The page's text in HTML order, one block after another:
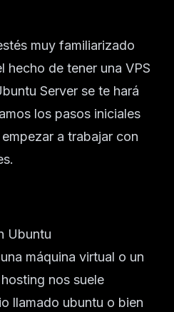
muy familiarizado
hecho de tener una VPS
Server se te hará
los pasos iniciales
a trabajar con
Ubuntu
máquina virtual o un
nos suele
llamado ubuntu o bien